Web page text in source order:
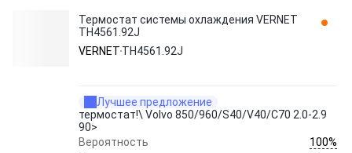
Термостат системы охлаждения VERNET
TH4561.92J
VERNET TH4561.92J
Лучшее предложение
термостат!\ Volvo 850/960/S40/V40/C70 2.0-2.9
90>
Вероятность
100%